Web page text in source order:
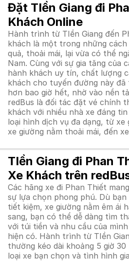
Đặt TIền Giang đi
Khách Online
Hành trình từ TIền Giang đến
khách là một trong những cách
quả, thoải mái, lại vừa có thể
Nam. Cùng với sự gia tăng của
hành khách uy tín, chất lượng
khách cho tuyến đường này
hơn bao giờ hết, nhờ vào nền
redBus là đối tác đặt vé chính
khách với nhiều nhà xe đáng
loại hình dịch vụ đa dạng, từ xe
xe giường nằm thoải mái, đến
TIền Giang đi Phan
Xe Khách trên
Các hãng xe đi Phan Thiết
sự lựa chọn phong phú. Dù bạn
tiết kiệm, xe giường nằm êm ái
sang, bạn có thể dễ dàng tìm
với túi tiền và nhu cầu của
hiện có. Hành trình từ TIền
thường kéo dài khoảng 5 giờ
loại xe bạn chọn và tình hình